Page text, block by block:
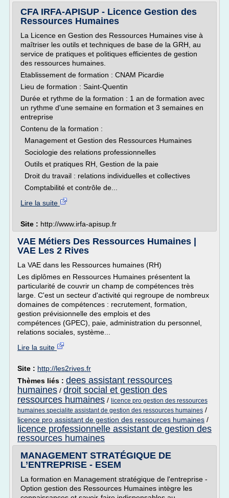
CFA IRFA-APISUP - Licence Gestion des
Ressources Humaines
La Licence en Gestion des Ressources Humaines vise à
maîtriser les outils et techniques de base de la GRH, au
service de pratiques et politiques efficientes de gestion
des ressources humaines.
Etablissement de formation : CNAM Picardie
Lieu de formation : Saint-Quentin
Durée et rythme de la formation : 1 an de formation avec
un rythme d'une semaine en formation et 3 semaines en
entreprise
Contenu de la formation :
Management et Gestion des Ressources Humaines
Sociologie des relations professionnelles
Outils et pratiques RH, Gestion de la paie
Droit du travail : relations individuelles et collectives
Comptabilité et contrôle de...
Lire la suite
Site : http://www.irfa-apisup.fr
VAE Métiers Des Ressources Humaines |
VAE Les 2 Rives
La VAE dans les Ressources humaines (RH)
Les diplômes en Ressources Humaines présentent la
particularité de couvrir un champ de compétences très
large. C'est un secteur d'activité qui regroupe de nombreux
domaines de compétences : recrutement, formation,
gestion prévisionnelle des emplois et des
compétences (GPEC), paie, administration du personnel,
relations sociales, système...
Lire la suite
Site : http://les2rives.fr
Thèmes liés : dees assistant ressources
humaines / droit social et gestion des
ressources humaines / licence pro gestion des ressources
humaines specialite assistant de gestion des ressources humaines /
licence pro assistant de gestion des ressources humaines /
licence professionnelle assistant de gestion des
ressources humaines
MANAGEMENT STRATÉGIQUE DE
L’ENTREPRISE - ESEM
La formation en Management stratégique de l'entreprise -
Option gestion des Ressources Humaines intègre les